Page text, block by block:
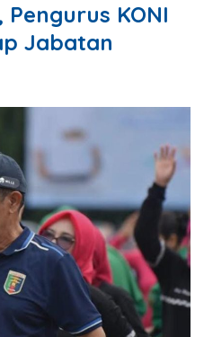
KONI
Jabatan